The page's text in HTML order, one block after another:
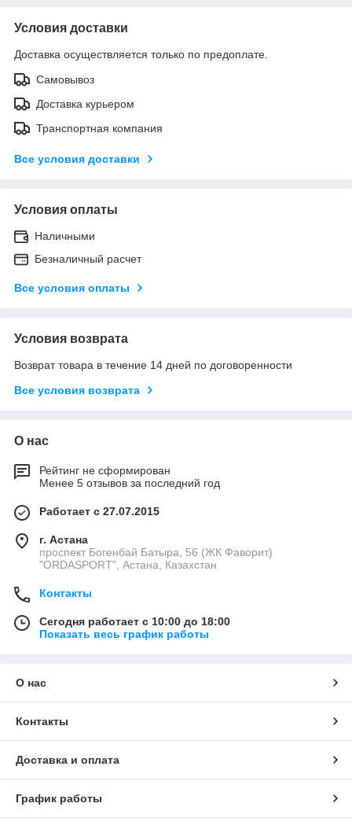
Условия доставки
Доставка осуществляется только по предоплате.
Самовывоз
Доставка курьером
Транспортная компания
Все условия доставки
Условия оплаты
Наличными
Безналичный расчет
Все условия оплаты
Условия возврата
Возврат товара в течение 14 дней по договоренности
Все условия возврата
О нас
Рейтинг не сформирован
Менее 5 отзывов за последний год
Работает с 27.07.2015
г. Астана
проспект Богенбай Батыра, 56 (ЖК Фаворит)
"ORDASPORT", Астана, Казахстан
Контакты
Сегодня работает с 10:00 до 18:00
Показать весь график работы
О нас
Контакты
Доставка и оплата
График работы